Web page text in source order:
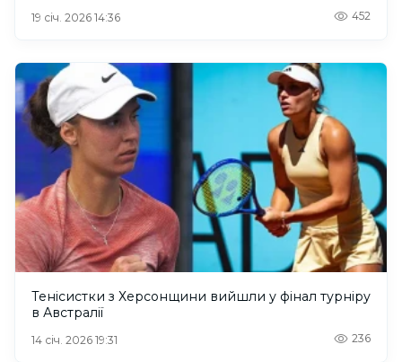
19 січ. 2026 14:36 452
Тенісистки з Херсонщини вийшли у фінал турніру
в Австралії
14 січ. 2026 19:31 236